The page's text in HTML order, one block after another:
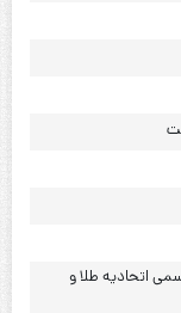
اتحادیه طلا و